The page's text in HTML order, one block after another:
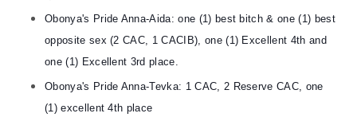
Obonya's Pride Anna-Aida: one (1) best bitch & one (1) best
opposite sex (2 CAC, 1 CACIB), one (1) Excellent 4th and
one (1) Excellent 3rd place.
Obonya's Pride Anna-Tevka: 1 CAC, 2 Reserve CAC, one
(1) excellent 4th place